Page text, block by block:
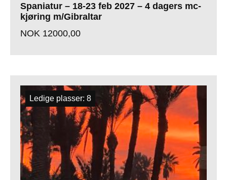
Spaniatur – 18-23 feb 2027 – 4 dagers mc-
kjøring m/Gibraltar
NOK 12000,00
Ledige plasser: 8